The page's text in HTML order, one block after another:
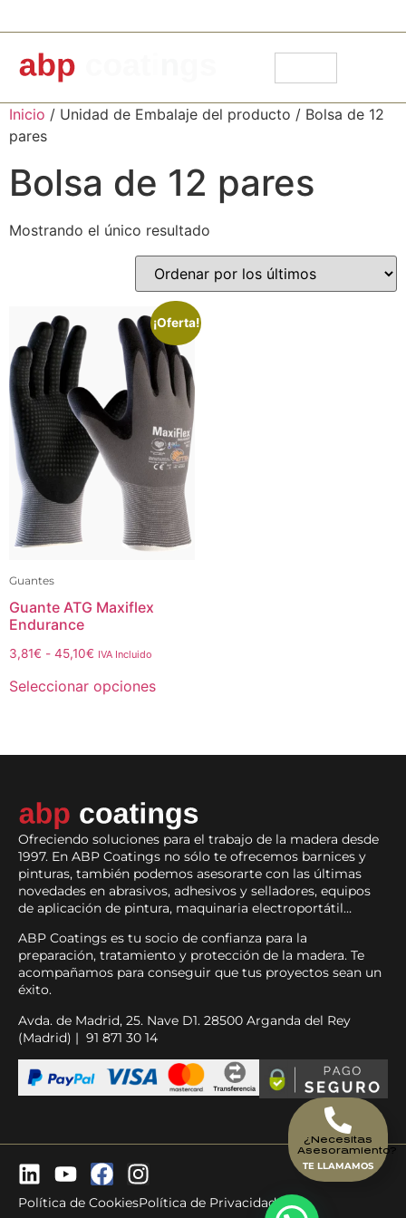
¿Necesitas
Asesoramiento?
TE LLAMAMOS
Inicio / Unidad de Embalaje del producto / Bolsa de 12
pares
Bolsa de 12 pares
Mostrando el único resultado
¡Oferta!
Guantes
Guante ATG Maxiflex
Endurance
3,81€ - 45,10€ IVA Incluido
Seleccionar opciones
Ofreciendo soluciones para el trabajo de la madera desde
1997. En ABP Coatings no sólo te ofrecemos barnices y
pinturas, también podemos asesorarte con las últimas
novedades en abrasivos, adhesivos y selladores, equipos
de aplicación de pintura, maquinaria electroportátil…
ABP Coatings es tu socio de confianza para la
preparación, tratamiento y protección de la madera. Te
acompañamos para conseguir que tus proyectos sean un
éxito.
Avda. de Madrid, 25. Nave D1. 28500 Arganda del Rey
(Madrid) | 91 871 30 14
Política de CookiesPolítica de Privacidad